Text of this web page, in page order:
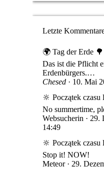
Letzte
🌍 Tag der Erde 🌳
Das ist die Pflicht
Erdenbürgers.…
Chesed
10. Mai
🔆 Początek
No summertime,
Websucherin
29.
14:49
🔆 Początek
Stop it! NOW!
Meteor
29.